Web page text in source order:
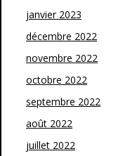
janvier 2023
décembre 2022
novembre 2022
octobre 2022
septembre 2022
août 2022
juillet 2022